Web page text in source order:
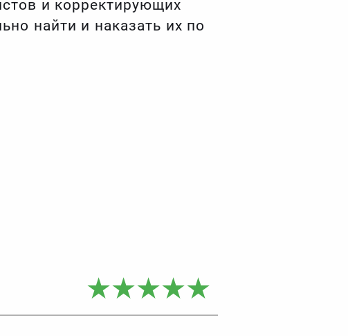
и корректирующих
найти и наказать их по